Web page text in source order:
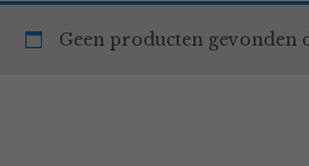
Geen producten gevonden